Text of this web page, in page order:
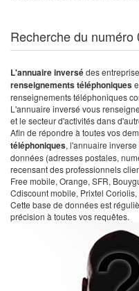
Recherche du numéro
L'annuaire inversédes
renseignements téléphoniques
renseignements téléphoniques
L'annuaire inversé vous
et le secteur d'activités dans
Afin de répondre à toutes vos
téléphoniques, l'annuaire
données (adresses postales,
recensant des professionnels
Free mobile, Orange, SFR,
Cdiscount mobile, Prixtel
Cette base de données est
précision à toutes vos requêtes.